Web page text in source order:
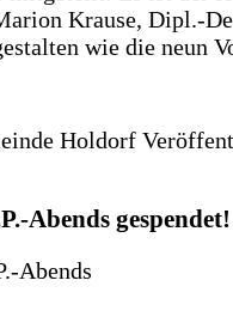
Krause, Dipl.-
wie die neun
Holdorf
Abends gespendet!